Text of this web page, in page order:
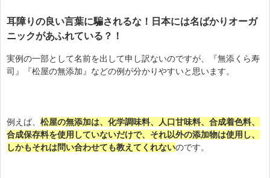
耳障りの良い言葉に騙されるな！日本には名ばかりオーガ
ニックがあふれている？！
実例の一部として名前を出して申し訳ないのですが、『無添くら寿
司』『松屋の無添加』などの例が分かりやすいと思います。
例えば、 松屋の無添加は、化学調味料、
人口甘味料、合成着色料、
合成保存料を使用していないだけで、それ以外の添加物は使用し、
しかもそれは問い合わせても教えてくれないのです。